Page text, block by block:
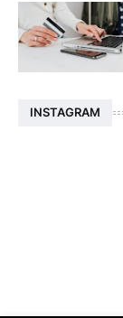
INSTAGRAM